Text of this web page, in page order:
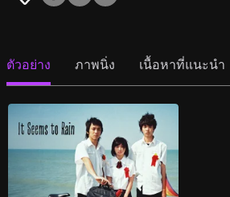
ตัวอย่าง ภาพนิ่ง เนื้อหาที่แนะนำ